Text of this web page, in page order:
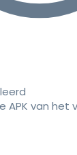
APK van